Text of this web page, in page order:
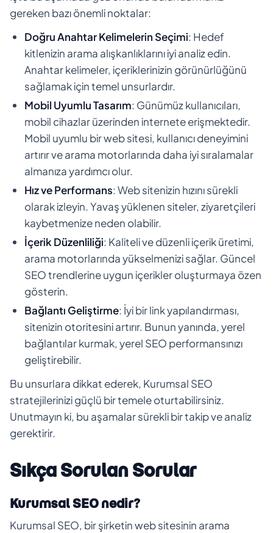
gereken bazı önemli noktalar:
Doğru Anahtar Kelimelerin Seçimi: Hedef
kitlenizin arama alışkanlıklarını iyi analiz edin.
Anahtar kelimeler, içeriklerinizin görünürlüğünü
sağlamak için temel unsurlardır.
Mobil Uyumlu Tasarım: Günümüz kullanıcıları,
mobil cihazlar üzerinden internete erişmektedir.
Mobil uyumlu bir web sitesi, kullanıcı deneyimini
artırır ve arama motorlarında daha iyi sıralamalar
almanıza yardımcı olur.
Hız ve Performans: Web sitenizin hızını sürekli
olarak izleyin. Yavaş yüklenen siteler, ziyaretçileri
kaybetmenize neden olabilir.
İçerik Düzenliliği: Kaliteli ve düzenli içerik üretimi,
arama motorlarında yükselmenizi sağlar. Güncel
SEO trendlerine uygun içerikler oluşturmaya özen
gösterin.
Bağlantı Geliştirme: İyi bir link yapılandırması,
sitenizin otoritesini artırır. Bunun yanında, yerel
bağlantılar kurmak, yerel SEO performansınızı
geliştirebilir.
Bu unsurlara dikkat ederek, Kurumsal SEO
stratejilerinizi güçlü bir temele oturtabilirsiniz.
Unutmayın ki, bu aşamalar sürekli bir takip ve analiz
gerektirir.
Sıkça Sorulan Sorular
Kurumsal SEO nedir?
Kurumsal SEO, bir şirketin web sitesinin arama